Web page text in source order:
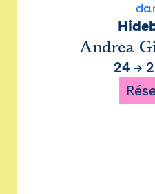
Andrea
24→